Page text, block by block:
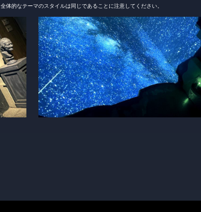
体的なテーマのスタイルは同じであることに注意してください。